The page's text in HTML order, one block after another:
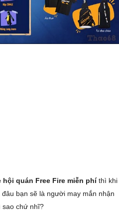
hội quán Free Fire miễn phíthì khi
bạn sẽ là người may mắn nhận
sao chứ nhĩ?